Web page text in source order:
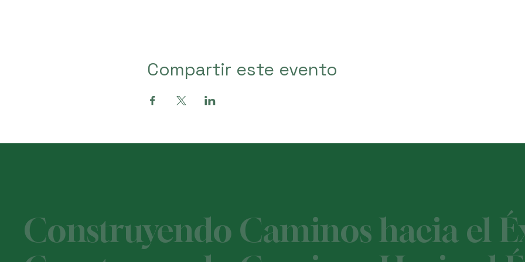
Compartir este evento
Construyendo Caminos hacia el